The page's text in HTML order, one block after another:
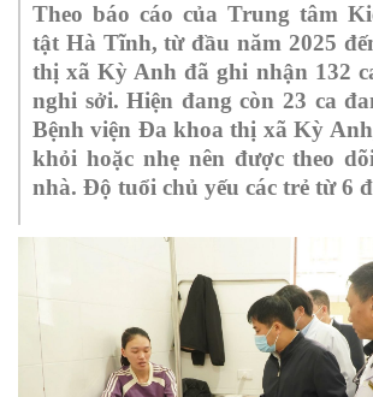
Theo báo cáo của Trung tâm
tật Hà Tĩnh, từ đầu năm 2025
thị xã Kỳ Anh đã ghi nhận 132
nghi sởi. Hiện đang còn 23 ca
Bệnh viện Đa khoa thị xã Kỳ
khỏi hoặc nhẹ nên được theo
nhà. Độ tuổi chủ yếu các trẻ từ 6